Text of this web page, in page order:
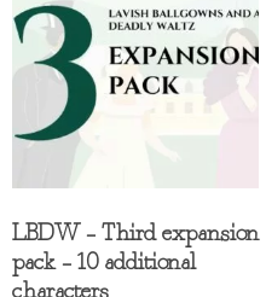
LBDW – Third expansion
pack – 10 additional
characters